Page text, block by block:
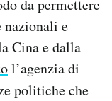
da permettere
nazionali e
Cina e dalla
l’agenzia di
politiche che